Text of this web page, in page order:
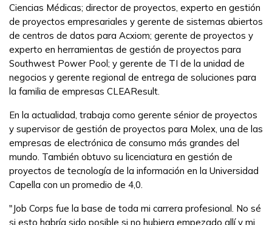
Ciencias Médicas; director de proyectos, experto en gestión
de proyectos empresariales y gerente de sistemas abiertos
de centros de datos para Acxiom; gerente de proyectos y
experto en herramientas de gestión de proyectos para
Southwest Power Pool; y gerente de TI de la unidad de
negocios y gerente regional de entrega de soluciones para
la familia de empresas CLEAResult.
En la actualidad, trabaja como gerente sénior de proyectos
y supervisor de gestión de proyectos para Molex, una de las
empresas de electrónica de consumo más grandes del
mundo. También obtuvo su licenciatura en gestión de
proyectos de tecnología de la información en la Universidad
Capella con un promedio de 4,0.
"Job Corps fue la base de toda mi carrera profesional. No sé
si esto habría sido posible si no hubiera empezado allí y mi